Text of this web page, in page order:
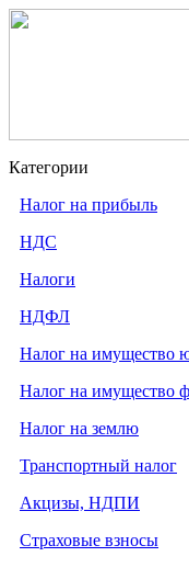
Категории
Налог на прибыль
НДС
Налоги
НДФЛ
Налог на имущество
Налог на имущество
Налог на землю
Транспортный налог
Акцизы, НДПИ
Страховые взносы